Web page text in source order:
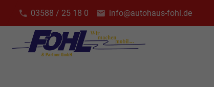
03588 / 25 18 0 info@autohaus-fohl.de